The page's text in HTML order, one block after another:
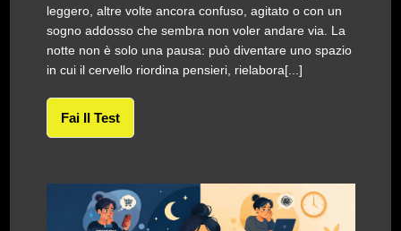
leggero, altre volte ancora confuso, agitato o con un
sogno addosso che sembra non voler andare via. La
notte non è solo una pausa: può diventare uno spazio
in cui il cervello riordina pensieri, rielabora[...]
Fai Il Test